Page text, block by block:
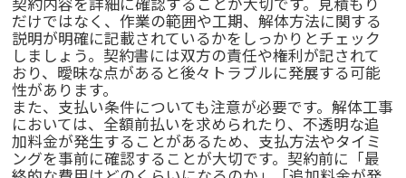
だけではなく、作業の範囲や工期、解体方法に関する
説明が明確に記載されているかをしっかりとチェック
しましょう。契約書には双方の責任や権利が記されて
おり、曖昧な点があると後々トラブルに発展する可能
性があります。
また、支払い条件についても注意が必要です。解体工事
においては、全額前払いを求められたり、不透明な追
加料金が発生することがあるため、支払方法やタイミ
ングを事前に確認することが大切です。契約前に「最